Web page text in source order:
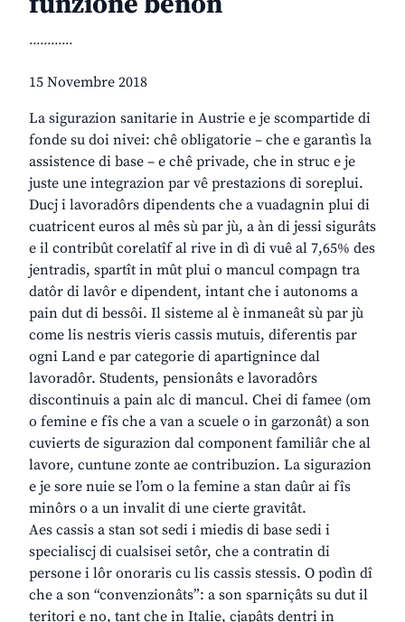
............
15 Novembre 2018
La sigurazion sanitarie in Austrie e je scompartide di
fonde su doi nivei: chê obligatorie – che e garantìs la
assistence di base – e chê privade, che in struc e je
juste une integrazion par vê prestazions di soreplui.
Ducj i lavoradôrs dipendents che a vuadagnin plui di
cuatricent euros al mês sù par jù, a àn di jessi sigurâts
e il contribût corelatîf al rive in dì di vuê al 7,65% des
jentradis, spartît in mût plui o mancul compagn tra
datôr di lavôr e dipendent, intant che i autonoms a
pain dut di bessôi. Il sisteme al è inmaneât sù par jù
come lis nestris vieris cassis mutuis, diferentis par
ogni Land e par categorie di apartignince dal
lavoradôr. Students, pensionâts e lavoradôrs
discontinuis a pain alc di mancul. Chei di famee (om
o femine e fîs che a van a scuele o in garzonât) a son
cuvierts de sigurazion dal component familiâr che al
lavore, cuntune zonte ae contribuzion. La sigurazion
e je sore nuie se l’om o la femine a stan daûr ai fîs
minôrs o a un invalit di une cierte gravitât.
Aes cassis a stan sot sedi i miedis di base sedi i
specialiscj di cualsisei setôr, che a contratin di
persone i lôr onoraris cu lis cassis stessis. O podìn dî
che a son “convenzionâts”: a son sparniçâts su dut il
teritori e no, tant che in Italie, cjapâts dentri in